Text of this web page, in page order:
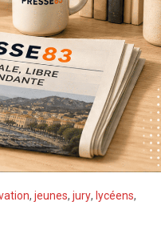
, jeunes, jury, lycéens,